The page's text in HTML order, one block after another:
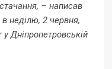
– написав
неділю, 2 червня,
Дніпропетровській